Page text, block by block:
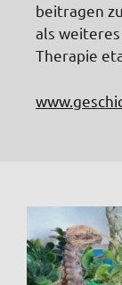
beitragen
als
Therapie